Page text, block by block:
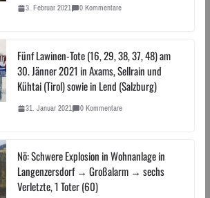
3. Februar 2021 0 Kommentare
Fünf Lawinen-Tote (16, 29, 38, 37, 48) am
30. Jänner 2021 in Axams, Sellrain und
Kühtai (Tirol) sowie in Lend (Salzburg)
31. Januar 2021 0 Kommentare
Nö: Schwere Explosion in Wohnanlage in
Langenzersdorf → Großalarm → sechs
Verletzte, 1 Toter (60)